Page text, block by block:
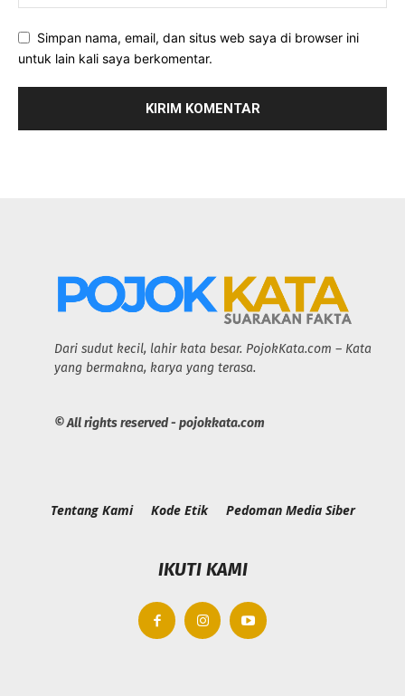
Simpan nama, email, dan situs web saya di browser ini
untuk lain kali saya berkomentar.
Dari sudut kecil, lahir kata besar. PojokKata.com – Kata
yang bermakna, karya yang terasa.
© All rights reserved - pojokkata.com
Tentang Kami Kode Etik Pedoman Media Siber
IKUTI KAMI